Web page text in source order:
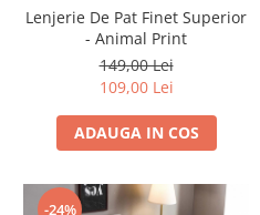
Lenjerie De Pat Finet Superior
- Animal Print
149,00 Lei
109,00 Lei
ADAUGA IN COS
-24%